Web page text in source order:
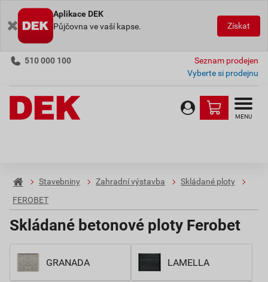
Aplikace DEK
Půjčovna ve vaší kapse.
Získat
510 000 100
Seznam prodejen
Vyberte si prodejnu
MENU
Stavebniny Zahradní výstavba
Skládané ploty
FEROBET
Skládané betonové ploty Ferobet
GRANADA LAMELLA